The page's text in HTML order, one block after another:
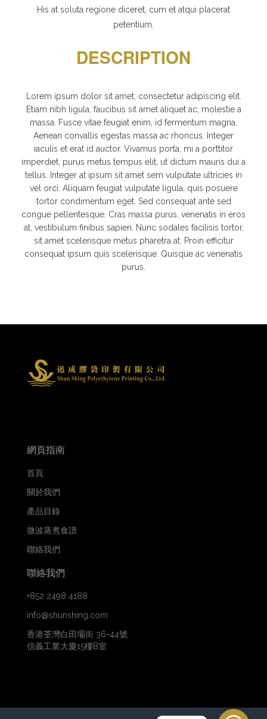
His at soluta regione diceret, cum et atqui placerat
petentium.
DESCRIPTION
Lorem ipsum dolor sit amet, consectetur adipiscing elit.
Etiam nibh ligula, faucibus sit amet aliquet ac, molestie a
massa. Fusce vitae feugiat enim, id fermentum magna.
Aenean convallis egestas massa ac rhoncus. Integer
iaculis et erat id auctor. Vivamus porta, mi a porttitor
imperdiet, purus metus tempus elit, ut dictum mauris dui a
tellus. Integer at ipsum sit amet sem vulputate ultricies in
vel orci. Aliquam feugiat vulputate ligula, quis posuere
tortor condimentum eget. Sed consequat ante sed
congue pellentesque. Cras massa purus, venenatis in eros
at, vestibulum finibus sapien. Nunc sodales facilisis tortor,
sit amet scelerisque metus pharetra at. Proin efficitur
consequat ipsum quis scelerisque. Quisque ac venenatis
purus.
網頁指南
首頁
關於我們
產品目錄
微波蒸煮食譜
聯絡我們
聯絡我們
+852 2498 4188
info@shunshing.com
香港荃灣白田壩街 36-44號
信義工業大廈15樓B室
WhatsApp